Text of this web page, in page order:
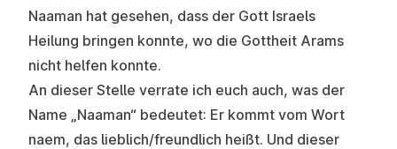
Naaman hat gesehen, dass der Gott Israels
Heilung bringen konnte, wo die Gottheit Arams
nicht helfen konnte.
An dieser Stelle verrate ich euch auch, was der
Name „Naaman“ bedeutet: Er kommt vom Wort
naem, das lieblich/freundlich heißt. Und dieser